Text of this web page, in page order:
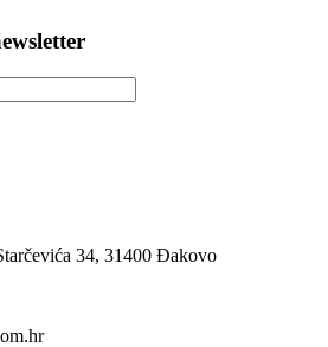
34, 31400 Đakovo